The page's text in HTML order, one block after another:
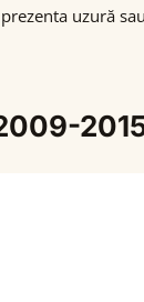
uzură